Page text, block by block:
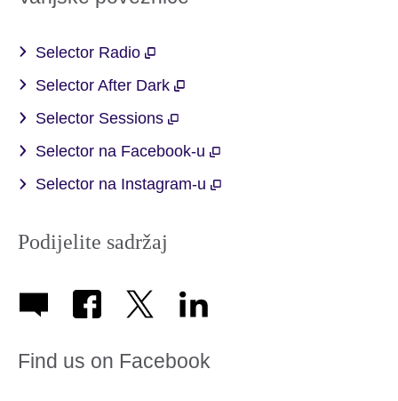
Selector Radio
Selector After Dark
Selector Sessions
Selector na Facebook-u
Selector na Instagram-u
Podijelite sadržaj
Find us on Facebook